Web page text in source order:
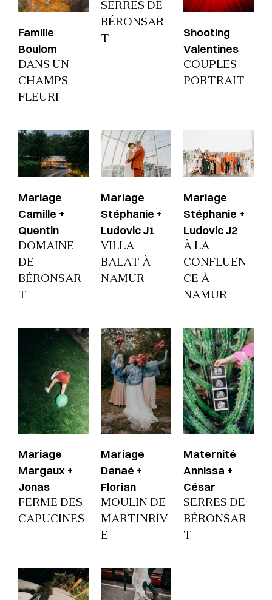
Famille
Boulom
DANS UN
CHAMPS
FLEURI
SERRES DE
BÉRONSAR
T
Shooting
Valentines
COUPLES
PORTRAIT
Mariage
Camille +
Quentin
DOMAINE
DE
BÉRONSAR
T
Mariage
Stéphanie +
Ludovic J1
VILLA
BALAT À
NAMUR
Mariage
Stéphanie +
Ludovic J2
À LA
CONFLUEN
CE À
NAMUR
Mariage
Margaux +
Jonas
FERME DES
CAPUCINES
Mariage
Danaé +
Florian
MOULIN DE
MARTINRIV
E
Maternité
Annissa +
César
SERRES DE
BÉRONSAR
T